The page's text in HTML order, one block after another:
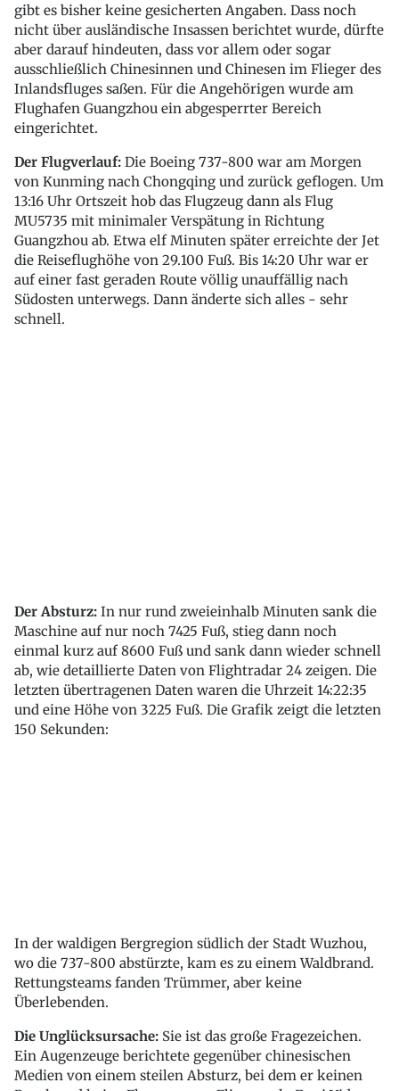
gibt es bisher keine gesicherten Angaben. Dass noch
nicht über ausländische Insassen berichtet wurde, dürfte
aber darauf hindeuten, dass vor allem oder sogar
ausschließlich Chinesinnen und Chinesen im Flieger des
Inlandsfluges saßen. Für die Angehörigen wurde am
Flughafen Guangzhou ein abgesperrter Bereich
eingerichtet.
Der Flugverlauf: Die Boeing 737-800 war am Morgen
von Kunming nach Chongqing und zurück geflogen. Um
13:16 Uhr Ortszeit hob das Flugzeug dann als Flug
MU5735 mit minimaler Verspätung in Richtung
Guangzhou ab. Etwa elf Minuten später erreichte der Jet
die Reiseflughöhe von 29.100 Fuß. Bis 14:20 Uhr war er
auf einer fast geraden Route völlig unauffällig nach
Südosten unterwegs. Dann änderte sich alles - sehr
schnell.
Der Absturz: In nur rund zweieinhalb Minuten sank die
Maschine auf nur noch 7425 Fuß, stieg dann noch
einmal kurz auf 8600 Fuß und sank dann wieder schnell
ab, wie detaillierte Daten von Flightradar 24 zeigen. Die
letzten übertragenen Daten waren die Uhrzeit 14:22:35
und eine Höhe von 3225 Fuß. Die Grafik zeigt die letzten
150 Sekunden:
In der waldigen Bergregion südlich der Stadt Wuzhou,
wo die 737-800 abstürzte, kam es zu einem Waldbrand.
Rettungsteams fanden Trümmer, aber keine
Überlebenden.
Die Unglücksursache: Sie ist das große Fragezeichen.
Ein Augenzeuge berichtete gegenüber chinesischen
Medien von einem steilen Absturz, bei dem er keinen